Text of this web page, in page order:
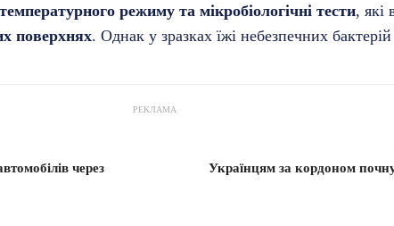
режиму та мікробіологічні тести, які
поверхнях. Однак у зразках їжі небезпечних
РЕКЛАМА
через
Українцям за кордоном